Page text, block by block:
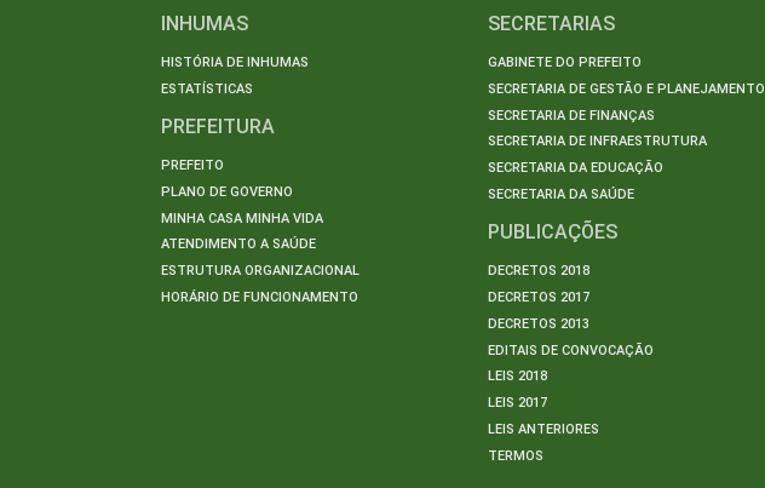
INHUMAS
HISTÓRIA DE INHUMAS
ESTATÍSTICAS
PREFEITURA
PREFEITO
PLANO DE GOVERNO
MINHA CASA MINHA VIDA
ATENDIMENTO A SAÚDE
ESTRUTURA ORGANIZACIONAL
HORÁRIO DE FUNCIONAMENTO
SECRETARIAS
GABINETE DO PREFEITO
SECRETARIA DE GESTÃO E PLANEJAMENTO
SECRETARIA DE FINANÇAS
SECRETARIA DE INFRAESTRUTURA
SECRETARIA DA EDUCAÇÃO
SECRETARIA DA SAÚDE
PUBLICAÇÕES
DECRETOS 2018
DECRETOS 2017
DECRETOS 2013
EDITAIS DE CONVOCAÇÃO
LEIS 2018
LEIS 2017
LEIS ANTERIORES
TERMOS